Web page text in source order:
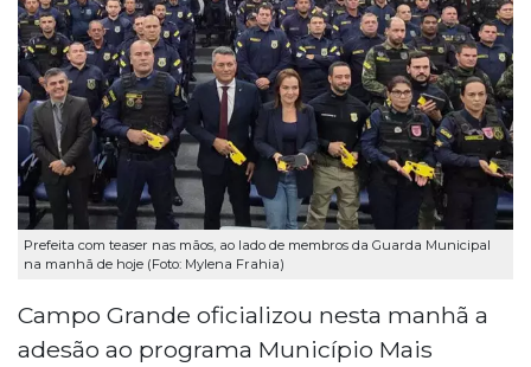
Prefeita com teaser nas mãos, ao lado de membros da Guarda Municipal
na manhã de hoje (Foto: Mylena Frahia)
Campo Grande oficializou nesta manhã a
adesão ao programa Município Mais